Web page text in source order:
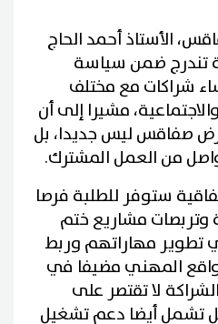
الأستاذ أحمد الحاج
تندرج ضمن سياسة
شراكات مع مختلف
مشيرا إلى أن
صفاقس ليس جديدا، بل
من العمل المشترك.
ستوفر للطلبة فرصا
وتربصات مشاريع ختم
تطوير مهاراتهم وربط
المهني مضيفا في
لا تقتصر على
تشمل أيضا دعم تشغيل